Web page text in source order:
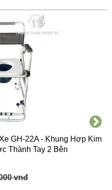
GH-22A - Khung Hợp Kim
Thành Tay 2 Bên
vnđ